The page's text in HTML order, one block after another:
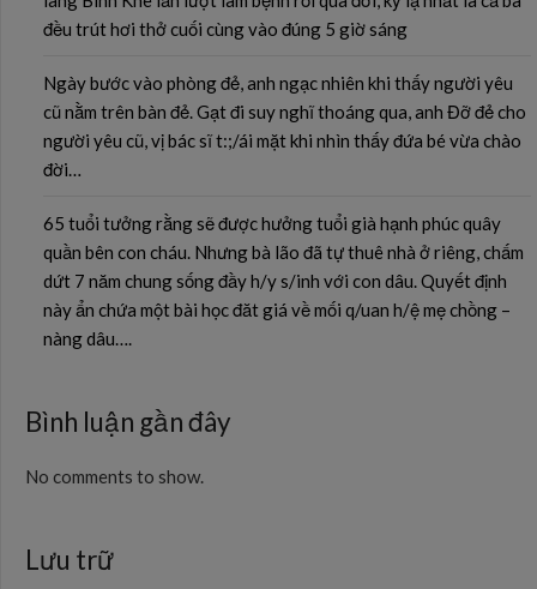
đều trút hơi thở cuối cùng vào đúng 5 giờ sáng
Ngày bước vào phòng đẻ, anh ngạc nhiên khi thấy người yêu
cũ nằm trên bàn đẻ. Gạt đi suy nghĩ thoáng qua, anh Đỡ đẻ cho
người yêu cũ, vị bác sĩ t:;/ái mặt khi nhìn thấy đứa bé vừa chào
đời…
65 tuổi tưởng rằng sẽ được hưởng tuổi già hạnh phúc quây
quần bên con cháu. Nhưng bà lão đã tự thuê nhà ở riêng, chấm
dứt 7 năm chung sống đầy h/y s/inh với con dâu. Quyết định
này ẩn chứa một bài học đăt giá về mối q/uan h/ệ mẹ chồng –
nàng dâu….
Bình luận gần đây
No comments to show.
Lưu trữ